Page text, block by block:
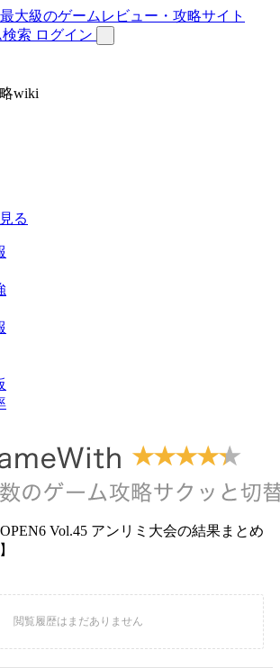
索 ログイン
wiki
る
OPEN6 Vol.45 アンリミ大会の結果まとめ